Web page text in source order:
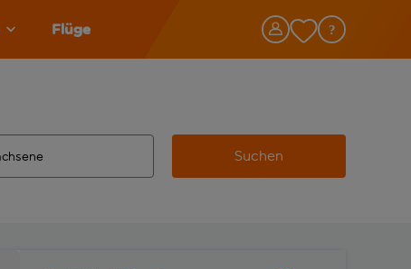
Flüge
Suchen